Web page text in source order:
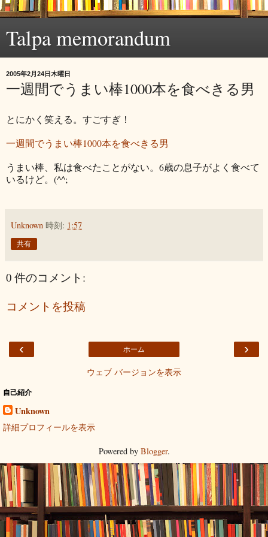
Talpa memorandum
2005年2月24日木曜日
一週間でうまい棒1000本を食べきる男
とにかく笑える。すごすぎ！
一週間でうまい棒1000本を食べきる男
うまい棒、私は食べたことがない。6歳の息子がよく食べて
いるけど。(^^;
Unknown 時刻: 1:57
共有
0 件のコメント:
コメントを投稿
‹ ›
ホーム
ウェブ バージョンを表示
自己紹介
Unknown
詳細プロフィールを表示
Powered by Blogger.